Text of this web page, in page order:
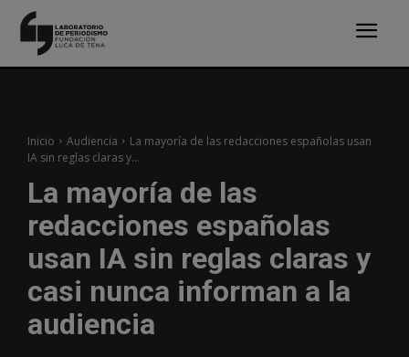
Inicio Audiencia
La mayoría de las redacciones españolas usan
IA sin reglas claras y...
La mayoría de las
redacciones españolas
usan IA sin reglas claras y
casi nunca informan a la
audiencia